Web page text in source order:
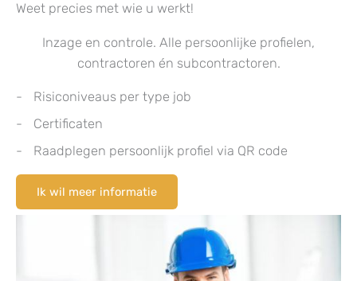
Weet precies met wie u werkt!
Inzage en controle. Alle persoonlijke profielen,
contractoren én subcontractoren.
Risiconiveaus per type job
Certificaten
Raadplegen persoonlijk profiel via QR code
Ik wil meer informatie